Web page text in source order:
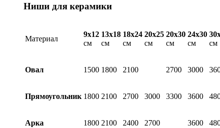
Ниши для керамики
Материал
9х12
см
13х18
см
18х24
см
20х25
см
20х30
см
24х30
см
см
Овал 1500 1800 2100 2700 3000
Прямоугольник 1800 2100 2700 3000 3300 3600
Арка 1800 2100 2400 2700 3600